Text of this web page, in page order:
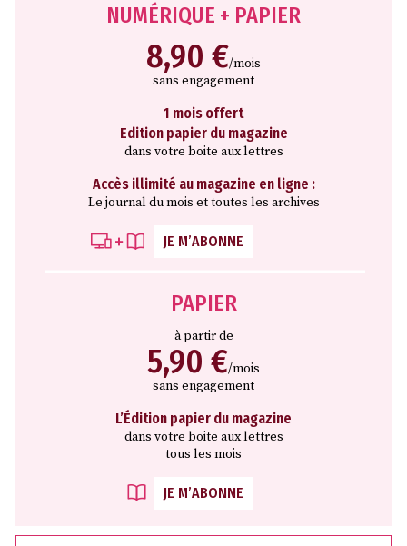
NUMÉRIQUE + PAPIER
8,90 €/mois
sans engagement
1 mois offert
Edition papier du magazine
dans votre boite aux lettres
Accès illimité au magazine en ligne :
Le journal du mois et toutes les archives
JE M’ABONNE
PAPIER
à partir de
5,90 €/mois
sans engagement
L’Édition papier du magazine
dans votre boite aux lettres
tous les mois
JE M’ABONNE